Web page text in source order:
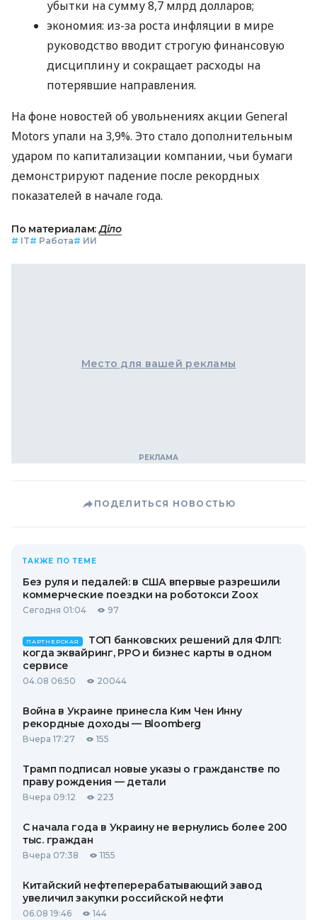
убытки на сумму 8,7 млрд долларов;
экономия: из-за роста инфляции в мире
руководство вводит строгую финансовую
дисциплину и сокращает расходы на
потерявшие направления.
На фоне новостей об увольнениях акции General
Motors упали на 3,9%. Это стало дополнительным
ударом по капитализации компании, чьи бумаги
демонстрируют падение после рекордных
показателей в начале года.
По материалам:Діло
# IT# Работа# ИИ
Место для вашей рекламы
ПОДЕЛИТЬСЯ НОВОСТЬЮ
ТАКЖЕ ПО ТЕМЕ
Без руля и педалей: в США впервые разрешили
коммерческие поездки на роботокси Zoox
Сегодня 01:04 97
ПАРТНЕРСКАЯ
ТОП банковских решений для ФЛП:
когда эквайринг, РРО и бизнес карты в одном
сервисе
04.08 06:50 20044
Война в Украине принесла Ким Чен Инну
рекордные доходы — Bloomberg
Вчера 17:27 155
Трамп подписал новые указы о гражданстве по
праву рождения — детали
Вчера 09:12 223
С начала года в Украину не вернулись более 200
тыс. граждан
Вчера 07:38 1155
Китайский нефтеперерабатывающий завод
увеличил закупки российской нефти
06.08 19:46 144